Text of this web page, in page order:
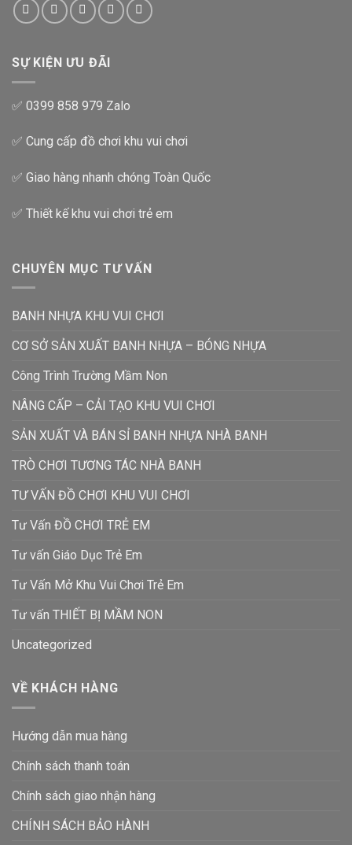
SỰ KIỆN ƯU ĐÃI
✅ 0399 858 979 Zalo
✅ Cung cấp đồ chơi khu vui chơi
✅ Giao hàng nhanh chóng Toàn Quốc
✅ Thiết kế khu vui chơi trẻ em
CHUYÊN MỤC TƯ VẤN
BANH NHỰA KHU VUI CHƠI
CƠ SỞ SẢN XUẤT BANH NHỰA – BÓNG NHỰA
Công Trình Trường Mầm Non
NÂNG CẤP – CẢI TẠO KHU VUI CHƠI
SẢN XUẤT VÀ BÁN SỈ BANH NHỰA NHÀ BANH
TRÒ CHƠI TƯƠNG TÁC NHÀ BANH
TƯ VẤN ĐỒ CHƠI KHU VUI CHƠI
Tư Vấn ĐỒ CHƠI TRẺ EM
Tư vấn Giáo Dục Trẻ Em
Tư Vấn Mở Khu Vui Chơi Trẻ Em
Tư vấn THIẾT BỊ MẦM NON
Uncategorized
VỀ KHÁCH HÀNG
Hướng dẫn mua hàng
Chính sách thanh toán
Chính sách giao nhận hàng
CHÍNH SÁCH BẢO HÀNH